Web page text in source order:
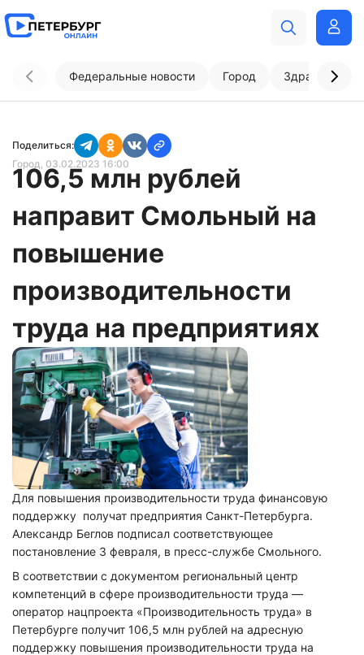
Федеральные новости Город
Поделиться:
Город, 03.02.2023 16:00
106,5 млн рублей
направит Смольный на
повышение
производительности
труда на предприятиях
Для повышения производительности труда финансовую
поддержку получат предприятия Санкт-Петербурга.
Александр Беглов подписал соответствующее
постановление 3 февраля, в пресс-службе Смольного.
В соответствии с документом региональный центр
компетенций в сфере производительности труда —
оператор нацпроекта «Производительность труда» в
Петербурге получит 106,5 млн рублей на адресную
поддержку повышения производительности труда на